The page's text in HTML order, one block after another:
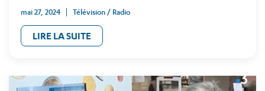
mai 27, 2024 Télévision / Radio
LIRE LA SUITE